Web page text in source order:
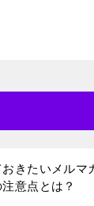
きたいメルマ
意点とは？